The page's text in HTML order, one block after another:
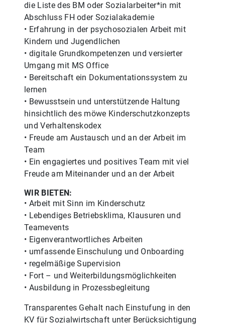
die Liste des BM oder Sozialarbeiter*in mit
Abschluss FH oder Sozialakademie
• Erfahrung in der psychosozialen Arbeit mit
Kindern und Jugendlichen
• digitale Grundkompetenzen und versierter
Umgang mit MS Office
• Bereitschaft ein Dokumentationssystem zu
lernen
• Bewusstsein und unterstützende Haltung
hinsichtlich des möwe Kinderschutzkonzepts
und Verhaltenskodex
• Freude am Austausch und an der Arbeit im
Team
• Ein engagiertes und positives Team mit viel
Freude am Miteinander und an der Arbeit
WIR BIETEN:
• Arbeit mit Sinn im Kinderschutz
• Lebendiges Betriebsklima, Klausuren und
Teamevents
• Eigenverantwortliches Arbeiten
• umfassende Einschulung und Onboarding
• regelmäßige Supervision
• Fort – und Weiterbildungsmöglichkeiten
• Ausbildung in Prozessbegleitung
Transparentes Gehalt nach Einstufung in den
KV für Sozialwirtschaft unter Berücksichtigung